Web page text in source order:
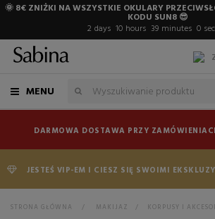
🌞 8€ ZNIŻKI NA WSZYSTKIE OKULARY
KODU SUN8 😎
2 days 10 hours 38 minutes 59
MENU
DARMOWA DOSTAWA PRZY
JESTEŚ VIP-EM I CIESZ SIĘ SWOIMI
STRONA GŁÓWNA > MAKIJAZ > KORPUSY I